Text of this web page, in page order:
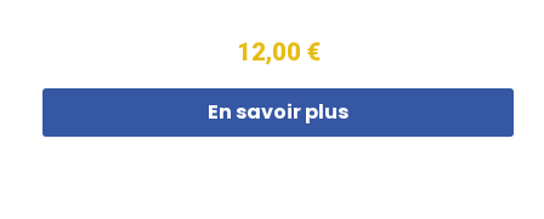
12,00 €
En savoir plus